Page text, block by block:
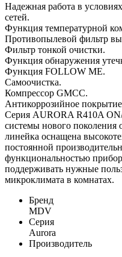
Надежная работа в
сетей.
Функция температурной
Противопылевой фильтр
Фильтр тонкой очистки.
Функция обнаружения
Функция FOLLOW ME.
Самоочистка.
Компрессор GMCC.
Антикоррозийное
Серия AURORA R410A
системы нового
линейка оснащена
постоянной
функциональностью
поддерживать нужные
микроклимата в комнатах.
Бренд
MDV
Серия
Aurora
Производитель